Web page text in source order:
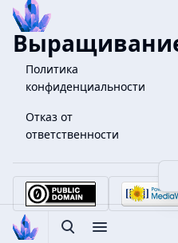
Открыть поиск
Открыть
Политика
конфиденциальности
Отказ от
ответственности